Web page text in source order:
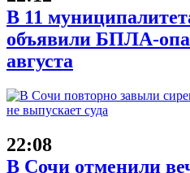
В 11
объявили БПЛА-
августа
22:08
В Сочи отменили